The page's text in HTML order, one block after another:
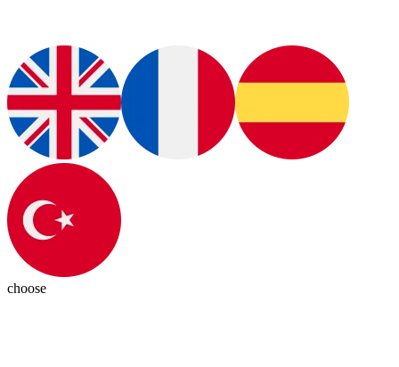
choose